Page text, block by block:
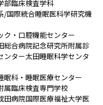
部臨床検査学科
/国際統合睡眠医科学研究機
ク・口腔機能センター
総合病院記念研究所附属診
ンター太田睡眠科学センタ
眠科・睡眠医療センター
属臨床検査専門学校
田病院国際医療福祉大学医